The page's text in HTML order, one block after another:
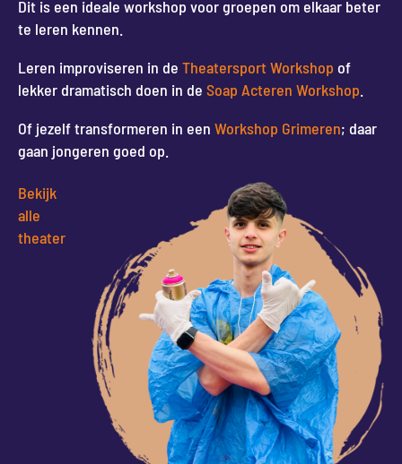
Dit is een ideale workshop voor groepen om elkaar beter
te leren kennen.
Leren improviseren in de Theatersport Workshop of
lekker dramatisch doen in de Soap Acteren Workshop.
Of jezelf transformeren in een Workshop Grimeren; daar
gaan jongeren goed op.
Bekijk
alle
theater